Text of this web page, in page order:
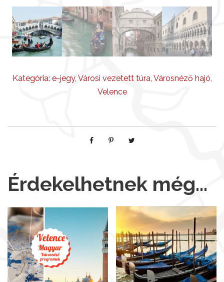
a
t
ú
á
i
é
g
Kategória: e-jegy, Városi vezetett túra Városnéző hajó
Velence
Érdekelhetnek még…